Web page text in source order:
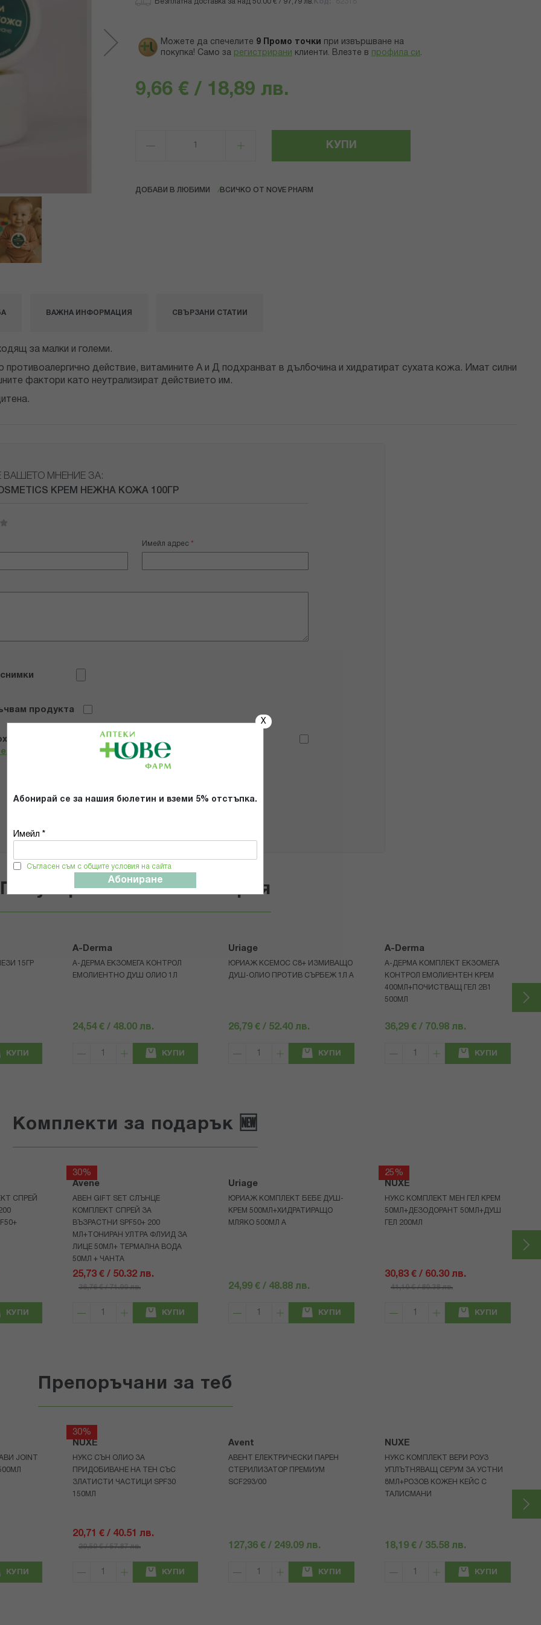
X
Абонирай се за нашия бюлетин и вземи 5% отстъпка.
Имейл *
Съгласен съм с общите условия на сайта
Абониране
Безплатна доставка за над 50.00 € / 97,79 лв.
Можете да спечелите 9 Промо точки
при извършване на
покупка! Само за регистрирани клиенти. Влезте в профила си .
9,66 € / 18,89 лв.
КУПИ
ДОБАВИ В ЛЮБИМИ ВСИЧКО ОТ NOVE PHARM
за малки и големи.
действие, витамините А и Д подхранват в дълбочина и хидратират сухата кожа. Имат силни
фактори като неутрализират действието им.
ВАЖНА ИНФОРМАЦИЯ СВЪРЗАНИ СТАТИИ
ВАШЕТО МНЕНИЕ ЗА:
КРЕМ НЕЖНА КОЖА 100ГР
Имейл адрес
продукта
и се съгласявам с
Общите условия и политиката за
ИЗПРАТИ
Популярни в тази категория
15ГР
КУПИ
A-Derma
А-ДЕРМА ЕКЗОМЕГА КОНТРОЛ
ЕМОЛИЕНТНО ДУШ ОЛИО 1Л
24,54 € / 48.00 лв.
КУПИ
Uriage
ЮРИАЖ КСЕМОС С8+ ИЗМИВАЩО
ДУШ-ОЛИО ПРОТИВ СЪРБЕЖ 1Л A
26,79 € / 52.40 лв.
КУПИ
A-Derma
А-ДЕРМА КОМПЛЕКТ ЕКЗОМЕГА
КОНТРОЛ ЕМОЛИЕНТЕН КРЕМ
400МЛ+ПОЧИСТВАЩ ГЕЛ 2В1
500МЛ
36,29 € / 70.98 лв.
КУПИ
Комплекти за подарък 🆕
СПРЕЙ
КУПИ
30%
Avene
АВЕН GIFT SET СЛЪНЦЕ
КОМПЛЕКТ СПРЕЙ ЗА
ВЪЗРАСТНИ SPF50+ 200
МЛ+ТОНИРАН УЛТРА ФЛУИД ЗА
ЛИЦЕ 50МЛ+ ТЕРМАЛНА ВОДА
50МЛ + ЧАНТА
25,73 € / 50.32 лв.
36,76 € / 71.90 лв.
КУПИ
Uriage
ЮРИАЖ КОМПЛЕКТ БЕБЕ ДУШ-
КРЕМ 500МЛ+ХИДРАТИРАЩО
МЛЯКО 500МЛ A
24,99 € / 48.88 лв.
КУПИ
25%
NUXE
НУКС КОМПЛЕКТ МЕН ГЕЛ КРЕМ
50МЛ+ДЕЗОДОРАНТ 50МЛ+ДУШ
ГЕЛ 200МЛ
30,83 € / 60.30 лв.
41,10 € / 80.38 лв.
КУПИ
Препоръчани за теб
JOINT
КУПИ
30%
NUXE
НУКС СЪН ОЛИО ЗА
ПРИДОБИВАНЕ НА ТЕН СЪС
ЗЛАТИСТИ ЧАСТИЦИ SPF30
150МЛ
20,71 € / 40.51 лв.
29,59 € / 57.87 лв.
КУПИ
Avent
АВЕНТ ЕЛЕКТРИЧЕСКИ ПАРЕН
СТЕРИЛИЗАТОР ПРЕМИУМ
SCF293/00
127,36 € / 249.09 лв.
КУПИ
NUXE
НУКС КОМПЛЕКТ ВЕРИ РОУЗ
УПЛЪТНЯВАЩ СЕРУМ ЗА УСТНИ
8МЛ+РОЗОВ КОЖЕН КЕЙС С
ТАЛИСМАНИ
18,19 € / 35.58 лв.
КУПИ